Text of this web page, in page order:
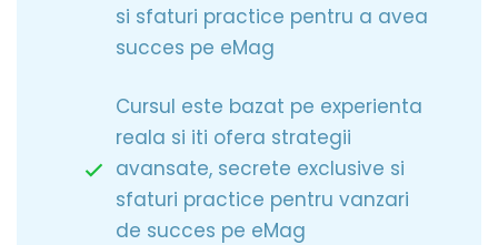
si sfaturi practice pentru a avea
succes pe eMag
Cursul este bazat pe experienta
reala si iti ofera strategii
avansate, secrete exclusive si
sfaturi practice pentru vanzari
de succes pe eMag